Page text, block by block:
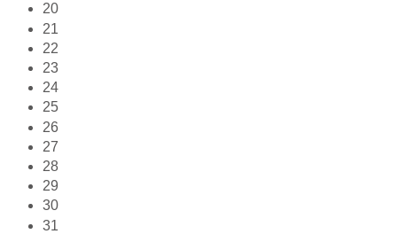
20
21
22
23
24
25
26
27
28
29
30
31